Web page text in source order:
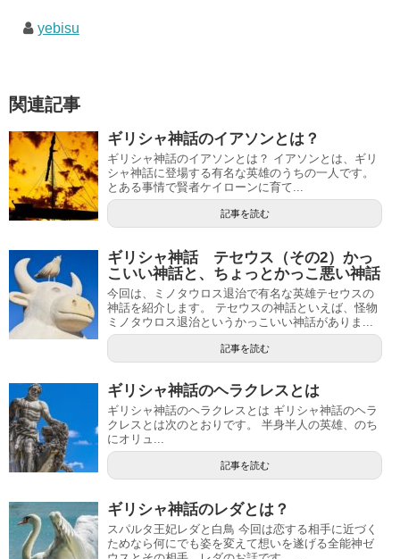
yebisu
関連記事
ギリシャ神話のイアソンとは？
ギリシャ神話のイアソンとは？ イアソンとは、ギリ
シャ神話に登場する有名な英雄のうちの一人です。
とある事情で賢者ケイローンに育て...
記事を読む
ギリシャ神話 テセウス（その2）かっ
こいい神話と、ちょっとかっこ悪い神話
今回は、ミノタウロス退治で有名な英雄テセウスの
神話を紹介します。 テセウスの神話といえば、怪物
ミノタウロス退治というかっこいい神話がありま...
記事を読む
ギリシャ神話のヘラクレスとは
ギリシャ神話のヘラクレスとは ギリシャ神話のヘラ
クレスとは次のとおりです。 半身半人の英雄、のち
にオリュ...
記事を読む
ギリシャ神話のレダとは？
スパルタ王妃レダと白鳥 今回は恋する相手に近づく
ためなら何にでも姿を変えて想いを遂げる全能神ゼ